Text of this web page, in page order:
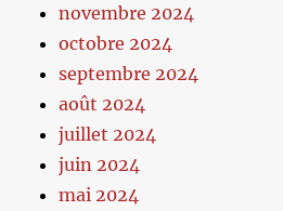
novembre 2024
octobre 2024
septembre 2024
août 2024
juillet 2024
juin 2024
mai 2024